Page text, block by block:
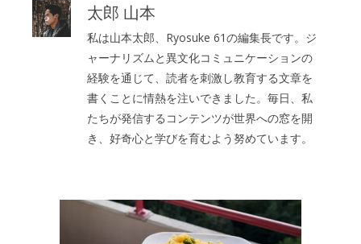
太郎 山本
私は山本太郎、Ryosuke 61の編集長です。ジ
ャーナリズムと異文化コミュニケーションの
経験を通じて、読者を刺激し教育する文章を
書くことに情熱を注いできました。毎日、私
たちが発信するコンテンツが世界への窓を開
き、好奇心と学びを育むよう努めています。